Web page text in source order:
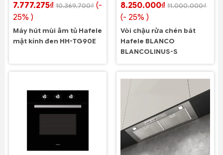
7.777.275₫ 10.369.700₫ (-
25% )
Máy hút mùi âm tủ Hafele
mặt kính đen HH-TG90E
8.250.000₫ 11.000.000₫
(- 25% )
Vòi chậu rửa chén bát
Hafele BLANCO
BLANCOLINUS-S